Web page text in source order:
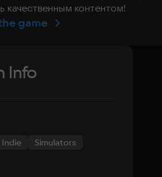
качественным контентом!
game
Info
Indie Simulators